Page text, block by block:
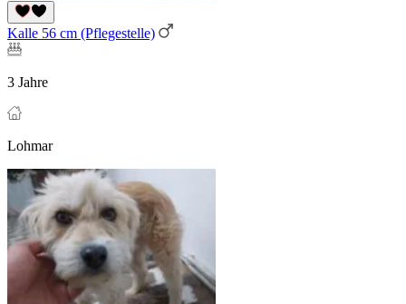
Kalle 56 cm (Pflegestelle)
3 Jahre
Lohmar